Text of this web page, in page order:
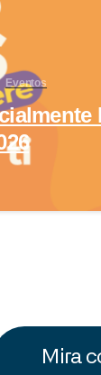
Eventos
Mira